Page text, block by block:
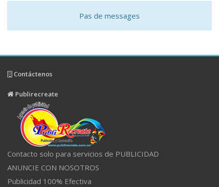
Pas de messages
Contáctenos
Publirecreate
Contacto solo para servicios de PUBLICIDAD
ANUNCIE CON NOSOTROS
Publicidad 100% Efectiva